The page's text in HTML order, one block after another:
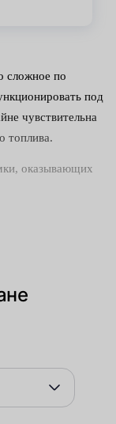
сложное по
под
чувствительна
топлива.
оказывающих
или сам